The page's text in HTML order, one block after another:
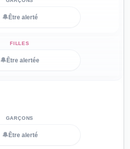
🔔 Être alerté
🔔 Être alertée
🔔 Être alerté